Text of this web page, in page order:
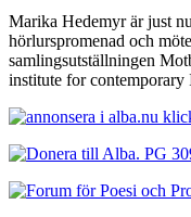
Marika Hedemyr är just
hörlurspromenad och
samlingsutställningen
institute for contemporary